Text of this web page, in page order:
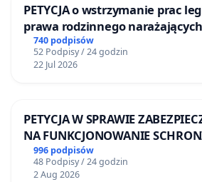
PETYCJA o wstrzymanie prac
prawa rodzinnego
740 podpisów
52 Podpisy / 24 godzin
22 Jul 2026
PETYCJA W SPRAWIE
NA FUNKCJONOWANIE
BEZDOMNYCH ZWIERZĄT W
996 podpisów
48 Podpisy / 24 godzin
2 Aug 2026